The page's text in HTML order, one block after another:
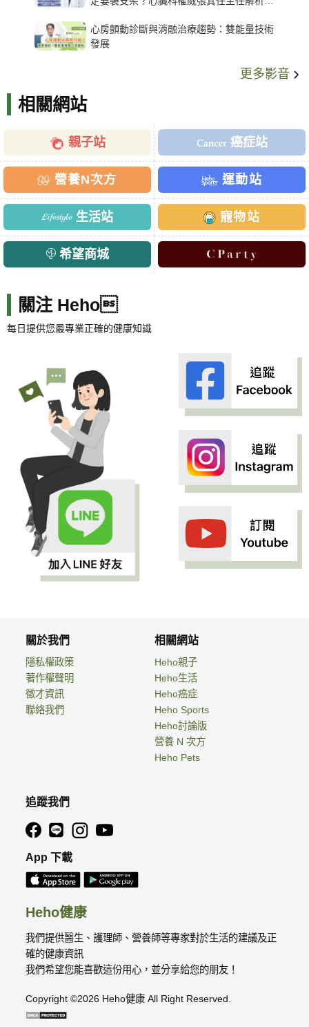
心房顫動診斷與消融治療趨勢：雙能量技術
發展
更多影音
相關網站
親子站 癌症站
營養N次方 運動站
生活站 寵物站
希望商城
關注 Heho
每日提供您最專業正確的健康知識
Heho健康
我們提供醫生、護理師、營養師等專家對於生活的建議及正
確的健康資訊
我們希望您能喜歡這份用心，並分享給您的朋友！
Copyright ©2026 Heho健康 All Right Reserved.
關於我們
隱私權政策
著作權聲明
徵才資訊
聯絡我們
相關網站
Heho親子
Heho生活
Heho癌症
Heho Sports
Heho討論版
營養 N 次方
Heho Pets
追蹤我們
App 下載